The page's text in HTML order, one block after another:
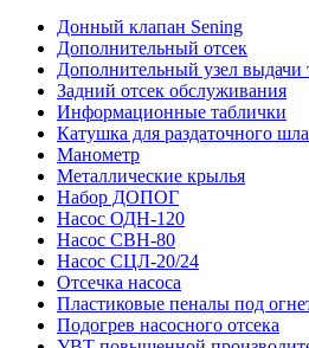
Донный клапан Sening
Дополнительный отсек
Дополнительный узел выдачи
Задний отсек обслуживания
Информационные таблички
Катушка для раздаточного
Манометр
Металлические крылья
Набор ДОПОГ
Насос ОДН-120
Насос СВН-80
Насос СЦЛ-20/24
Отсечка насоса
Пластиковые пеналы под
Подогрев насосного отсека